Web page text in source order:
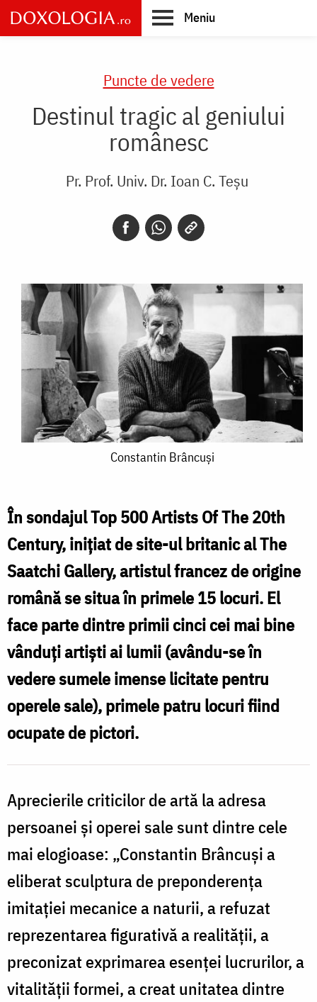
Skip
to
main
Meniu
Puncte de vedere
Destinul tragic al geniului
românesc
Pr. Prof. Univ. Dr. Ioan C. Teșu
Constantin Brâncuși
În sondajul Top 500 Artists Of The 20th
Century, iniţiat de site-ul britanic al The
Saatchi Gallery, artistul francez de origine
română se situa în primele 15 locuri. El
face parte dintre primii cinci cei mai bine
vânduţi artişti ai lumii (avându-se în
vedere sumele imense licitate pentru
operele sale), primele patru locuri fiind
ocupate de pictori.
Aprecierile criticilor de artă la adresa
persoanei şi operei sale sunt dintre cele
mai elogioase: „Constantin Brâncuşi a
eliberat sculptura de preponderenţa
imitaţiei mecanice a naturii, a refuzat
reprezentarea figurativă a realităţii, a
preconizat exprimarea esenţei lucrurilor, a
vitalităţii formei, a creat unitatea dintre